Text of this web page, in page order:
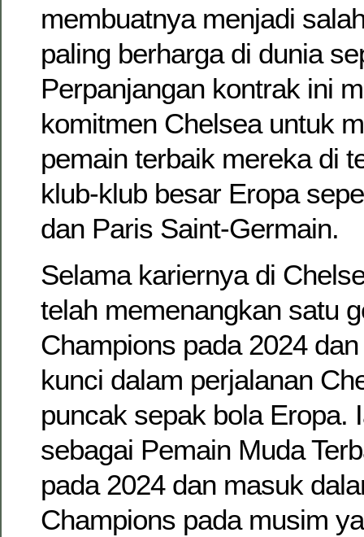
membuatnya menjadi
paling berharga di dunia
Perpanjangan kontrak ini
komitmen Chelsea untuk
pemain terbaik mereka di
klub-klub besar Eropa
dan Paris Saint-Germain.
Selama kariernya di
telah memenangkan satu
Champions pada 2024
kunci dalam perjalanan
puncak sepak bola Eropa.
sebagai Pemain Muda
pada 2024 dan masuk
Champions pada musim